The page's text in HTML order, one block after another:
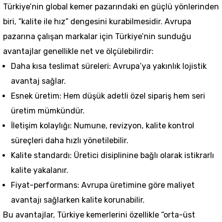
Türkiye’nin global kemer pazarındaki en güçlü yönlerinden
biri, “kalite ile hız” dengesini kurabilmesidir. Avrupa
pazarına çalışan markalar için Türkiye’nin sunduğu
avantajlar genellikle net ve ölçülebilirdir:
Daha kısa teslimat süreleri: Avrupa’ya yakınlık lojistik
avantaj sağlar.
Esnek üretim: Hem düşük adetli özel sipariş hem seri
üretim mümkündür.
İletişim kolaylığı: Numune, revizyon, kalite kontrol
süreçleri daha hızlı yönetilebilir.
Kalite standardı: Üretici disiplinine bağlı olarak istikrarlı
kalite yakalanır.
Fiyat-performans: Avrupa üretimine göre maliyet
avantajı sağlarken kalite korunabilir.
Bu avantajlar, Türkiye kemerlerini özellikle “orta-üst